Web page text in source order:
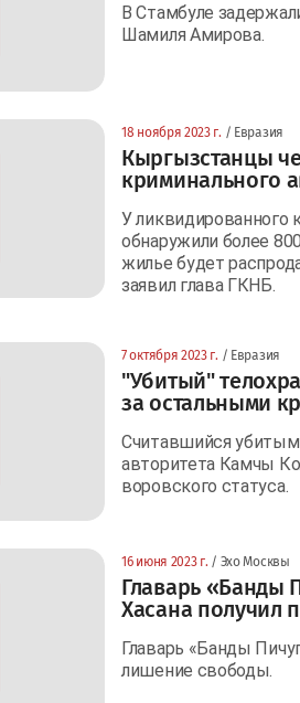
В Стамбуле
Шамиля Амирова.
18 ноября 2023 г. / Евразия
Кыргызстанцы
криминального
У ликвидированного
обнаружили более
жилье будет
заявил глава ГКНБ.
7 октября 2023 г. / Евразия
"Убитый"
за остальными
Считавшийся убитым
авторитета Камчы
воровского статуса.
16 июня 2023 г. / Эхо Москвы
Главарь «Банды
Хасана получил
Главарь «Банды
лишение свободы.